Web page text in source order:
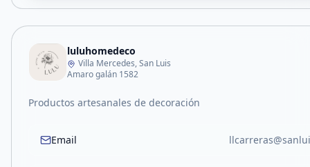
luluhomedeco
Villa Mercedes, San Luis
Amaro galán 1582
Productos artesanales de decoración
Email